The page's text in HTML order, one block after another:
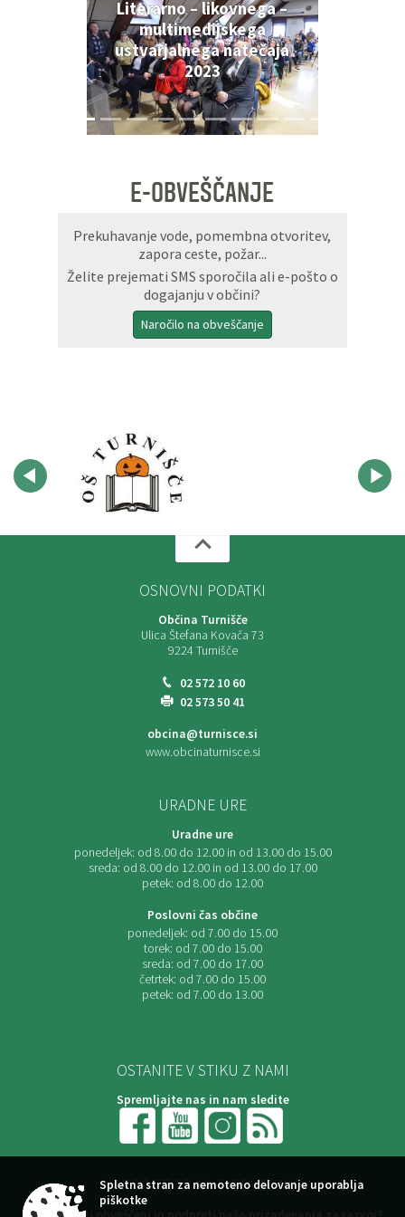
Literarno – likovnega –
multimedijskega
ustvarjalnega natečaja
2023
E-OBVEŠČANJE
Prekuhavanje vode, pomembna otvoritev,
zapora ceste, požar...
Želite prejemati SMS sporočila ali e-pošto o
dogajanju v občini?
Naročilo na obveščanje
OSNOVNI PODATKI
Občina Turnišče
Ulica Štefana Kovača 73
9224 Turnišče
02 572 10 60
02 573 50 41
obcina@turnisce.si
www.obcinaturnisce.si
URADNE URE
Uradne ure
ponedeljek: od 8.00 do 12.00 in od 13.00 do 15.00
sreda: od 8.00 do 12.00 in od 13.00 do 17.00
petek: od 8.00 do 12.00
Poslovni čas občine
ponedeljek: od 7.00 do 15.00
torek: od 7.00 do 15.00
sreda: od 7.00 do 17.00
četrtek: od 7.00 do 15.00
petek: od 7.00 do 13.00
OSTANITE V STIKU Z NAMI
Spremljajte nas in nam sledite
NAROČITE SE NA E-OBVESTILA
Spletna stran za nemoteno delovanje uporablja
piškotke